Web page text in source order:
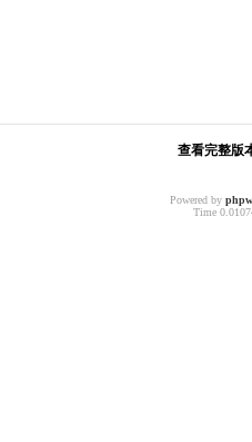
查看完整版
Powered by
Time